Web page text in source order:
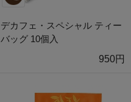
デカフェ・スペシャル ティー
バッグ 10個入
950円